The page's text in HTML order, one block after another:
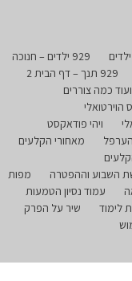
929 ילדים – חנוכה
929 תנך – דף הבית 2
כמה צוררים
ויהי פודאקסט
מאחורי הקלעים
השבוע וההפטרה
מפות
עמוד נסיון הטמעות
לימוד
שיר על הפרק